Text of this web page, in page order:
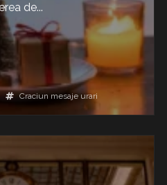
de...
Craciun mesaje urari